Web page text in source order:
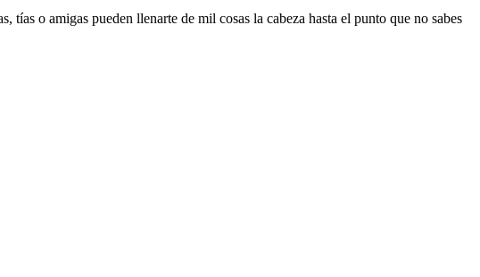
o amigas pueden llenarte de mil cosas la cabeza hasta el punto que no sabes